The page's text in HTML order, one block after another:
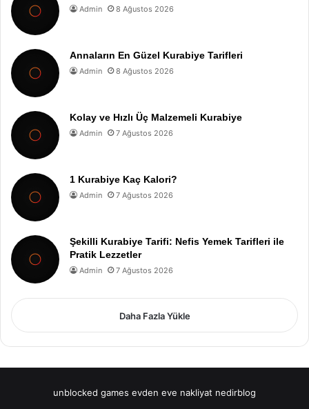
Admin 8 Ağustos 2026
Annaların En Güzel Kurabiye Tarifleri
Admin 8 Ağustos 2026
Kolay ve Hızlı Üç Malzemeli Kurabiye
Admin 7 Ağustos 2026
1 Kurabiye Kaç Kalori?
Admin 7 Ağustos 2026
Şekilli Kurabiye Tarifi: Nefis Yemek Tarifleri ile
Pratik Lezzetler
Admin 7 Ağustos 2026
Daha Fazla Yükle
unblocked games evden eve nakliyat nedirblog